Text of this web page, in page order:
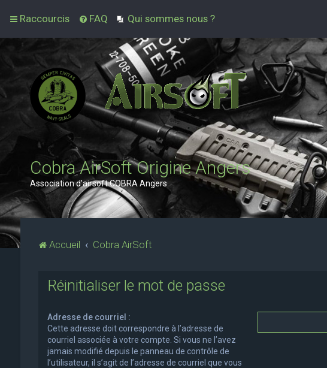
Raccourcis FAQ Qui sommes nous ?
Cobra AirSoft Origine Angers
Association d'airsoft COBRA Angers
Accueil Cobra AirSoft
Réinitialiser le mot de passe
Adresse de courriel :
Cette adresse doit correspondre à l’adresse de
courriel associée à votre compte. Si vous ne l’avez
jamais modifié depuis le panneau de contrôle de
l’utilisateur, il s’agit de l’adresse de courriel que vous